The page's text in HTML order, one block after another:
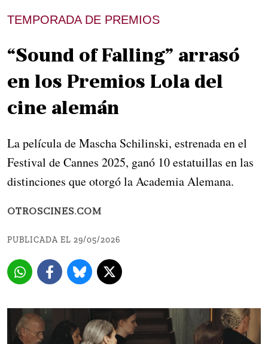
TEMPORADA DE PREMIOS
“Sound of Falling” arrasó
en los Premios Lola del
cine alemán
La película de Mascha Schilinski, estrenada en el
Festival de Cannes 2025, ganó 10 estatuillas en las
distinciones que otorgó la Academia Alemana.
OTROSCINES.COM
PUBLICADA EL 29/05/2026